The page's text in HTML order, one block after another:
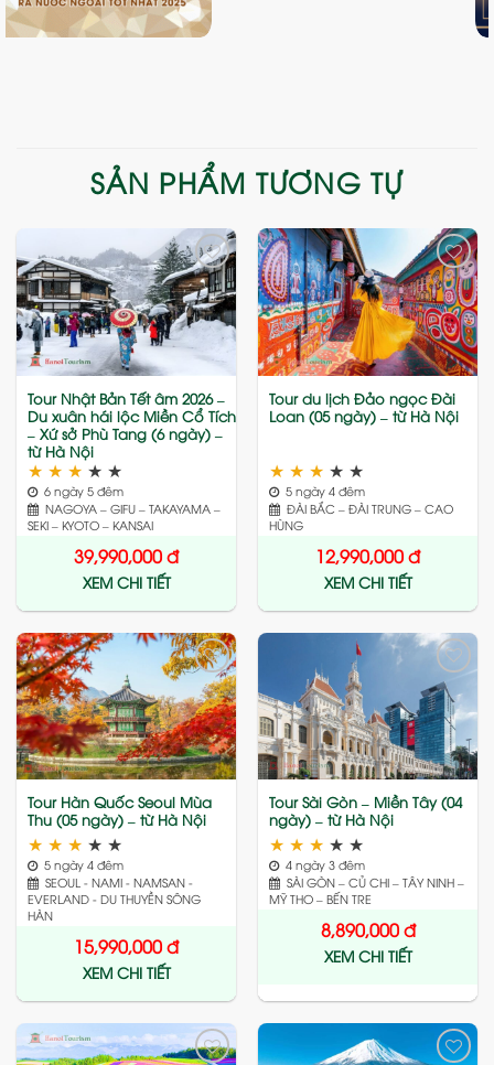
SẢN PHẨM TƯƠNG TỰ
Add
to
wishlist
Tour Nhật Bản Tết âm 2026 –
Du xuân hái lộc Miền Cổ Tích
– Xứ sở Phù Tang (6 ngày) –
từ Hà Nội
★ ★ ★ ★ ★
6 ngày 5 đêm
NAGOYA – GIFU – TAKAYAMA –
SEKI – KYOTO – KANSAI
39,990,000đ
XEM CHI TIẾT
Add
to
wishlist
Tour du lịch Đảo ngọc Đài
Loan (05 ngày) – từ Hà Nội
★ ★ ★ ★ ★
5 ngày 4 đêm
ĐÀI BẮC – ĐÀI TRUNG – CAO
HÙNG
12,990,000đ
XEM CHI TIẾT
Add
to
wishlist
Tour Hàn Quốc Seoul Mùa
Thu (05 ngày) – từ Hà Nội
★ ★ ★ ★ ★
5 ngày 4 đêm
SEOUL - NAMI - NAMSAN -
EVERLAND - DU THUYỀN SÔNG
HÀN
15,990,000đ
XEM CHI TIẾT
Add
to
wishlist
Tour Sài Gòn – Miền Tây (04
ngày) – từ Hà Nội
★ ★ ★ ★ ★
4 ngày 3 đêm
SÀI GÒN – CỦ CHI – TÂY NINH –
MỸ THO – BẾN TRE
8,890,000đ
XEM CHI TIẾT